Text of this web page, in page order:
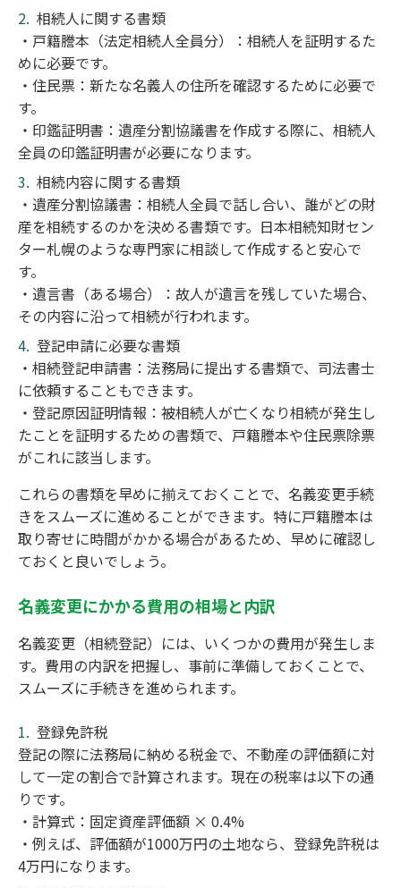
相続人に関する書類
・戸籍謄本（法定相続人全員分）：相続人を証明するた
めに必要です。
・住民票：新たな名義人の住所を確認するために必要で
す。
・印鑑証明書：遺産分割協議書を作成する際に、相続人
全員の印鑑証明書が必要になります。
相続内容に関する書類
・遺産分割協議書：相続人全員で話し合い、誰がどの財
産を相続するのかを決める書類です。日本相続知財セン
ター札幌のような専門家に相談して作成すると安心で
す。
・遺言書（ある場合）：故人が遺言を残していた場合、
その内容に沿って相続が行われます。
登記申請に必要な書類
・相続登記申請書：法務局に提出する書類で、司法書士
に依頼することもできます。
・登記原因証明情報：被相続人が亡くなり相続が発生し
たことを証明するための書類で、戸籍謄本や住民票除票
がこれに該当します。
これらの書類を早めに揃えておくことで、名義変更手続
きをスムーズに進めることができます。特に戸籍謄本は
取り寄せに時間がかかる場合があるため、早めに確認し
ておくと良いでしょう。
名義変更にかかる費用の相場と内訳
名義変更（相続登記）には、いくつかの費用が発生しま
す。費用の内訳を把握し、事前に準備しておくことで、
スムーズに手続きを進められます。
登録免許税
登記の際に法務局に納める税金で、不動産の評価額に対
して一定の割合で計算されます。現在の税率は以下の通
りです。
・計算式：固定資産評価額 × 0.4%
・例えば、評価額が1000万円の土地なら、登録免許税は
4万円になります。